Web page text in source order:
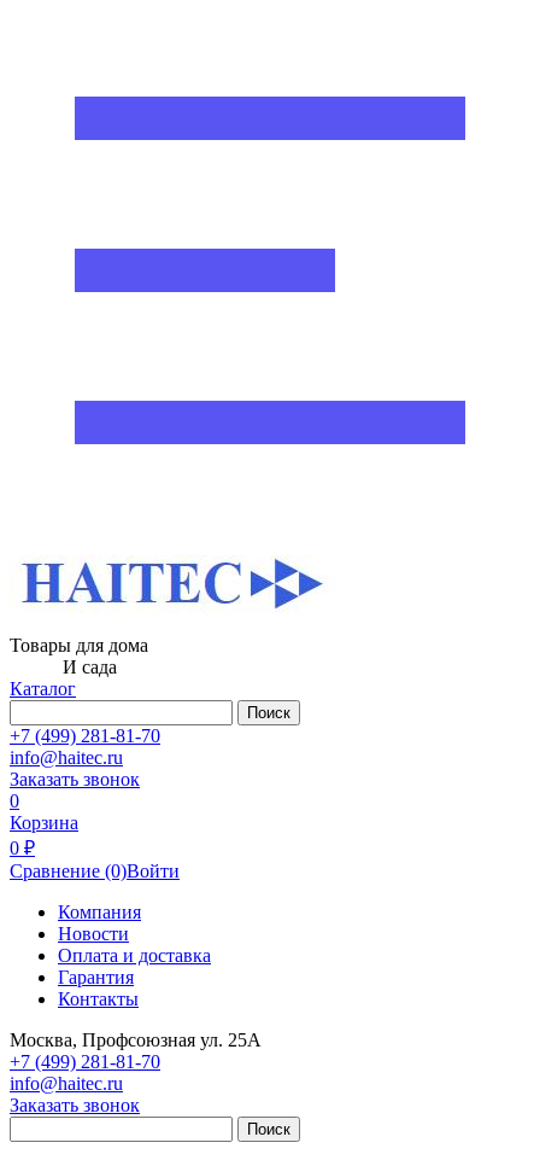
Товары для дома
И сада
Каталог
Поиск
+7 (499) 281-81-70
info@haitec.ru
Заказать звонок
0
Корзина
0 ₽
Сравнение (0)Войти
Компания
Новости
Оплата и доставка
Гарантия
Контакты
Москва, Профсоюзная ул. 25А
+7 (499) 281-81-70
info@haitec.ru
Заказать звонок
Поиск